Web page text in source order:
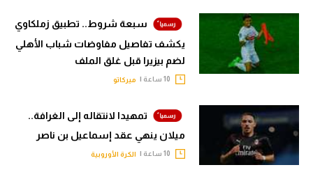
سبعة شروط.. تطبيق زملكاوي
يكشف تفاصيل مفاوضات شباب الأهلي
لضم بيزيرا قبل غلق الملف
ميركاتو
تمهيدا لانتقاله إلى الغرافة..
ميلان ينهي عقد إسماعيل بن ناصر
الكرة الأوروبية